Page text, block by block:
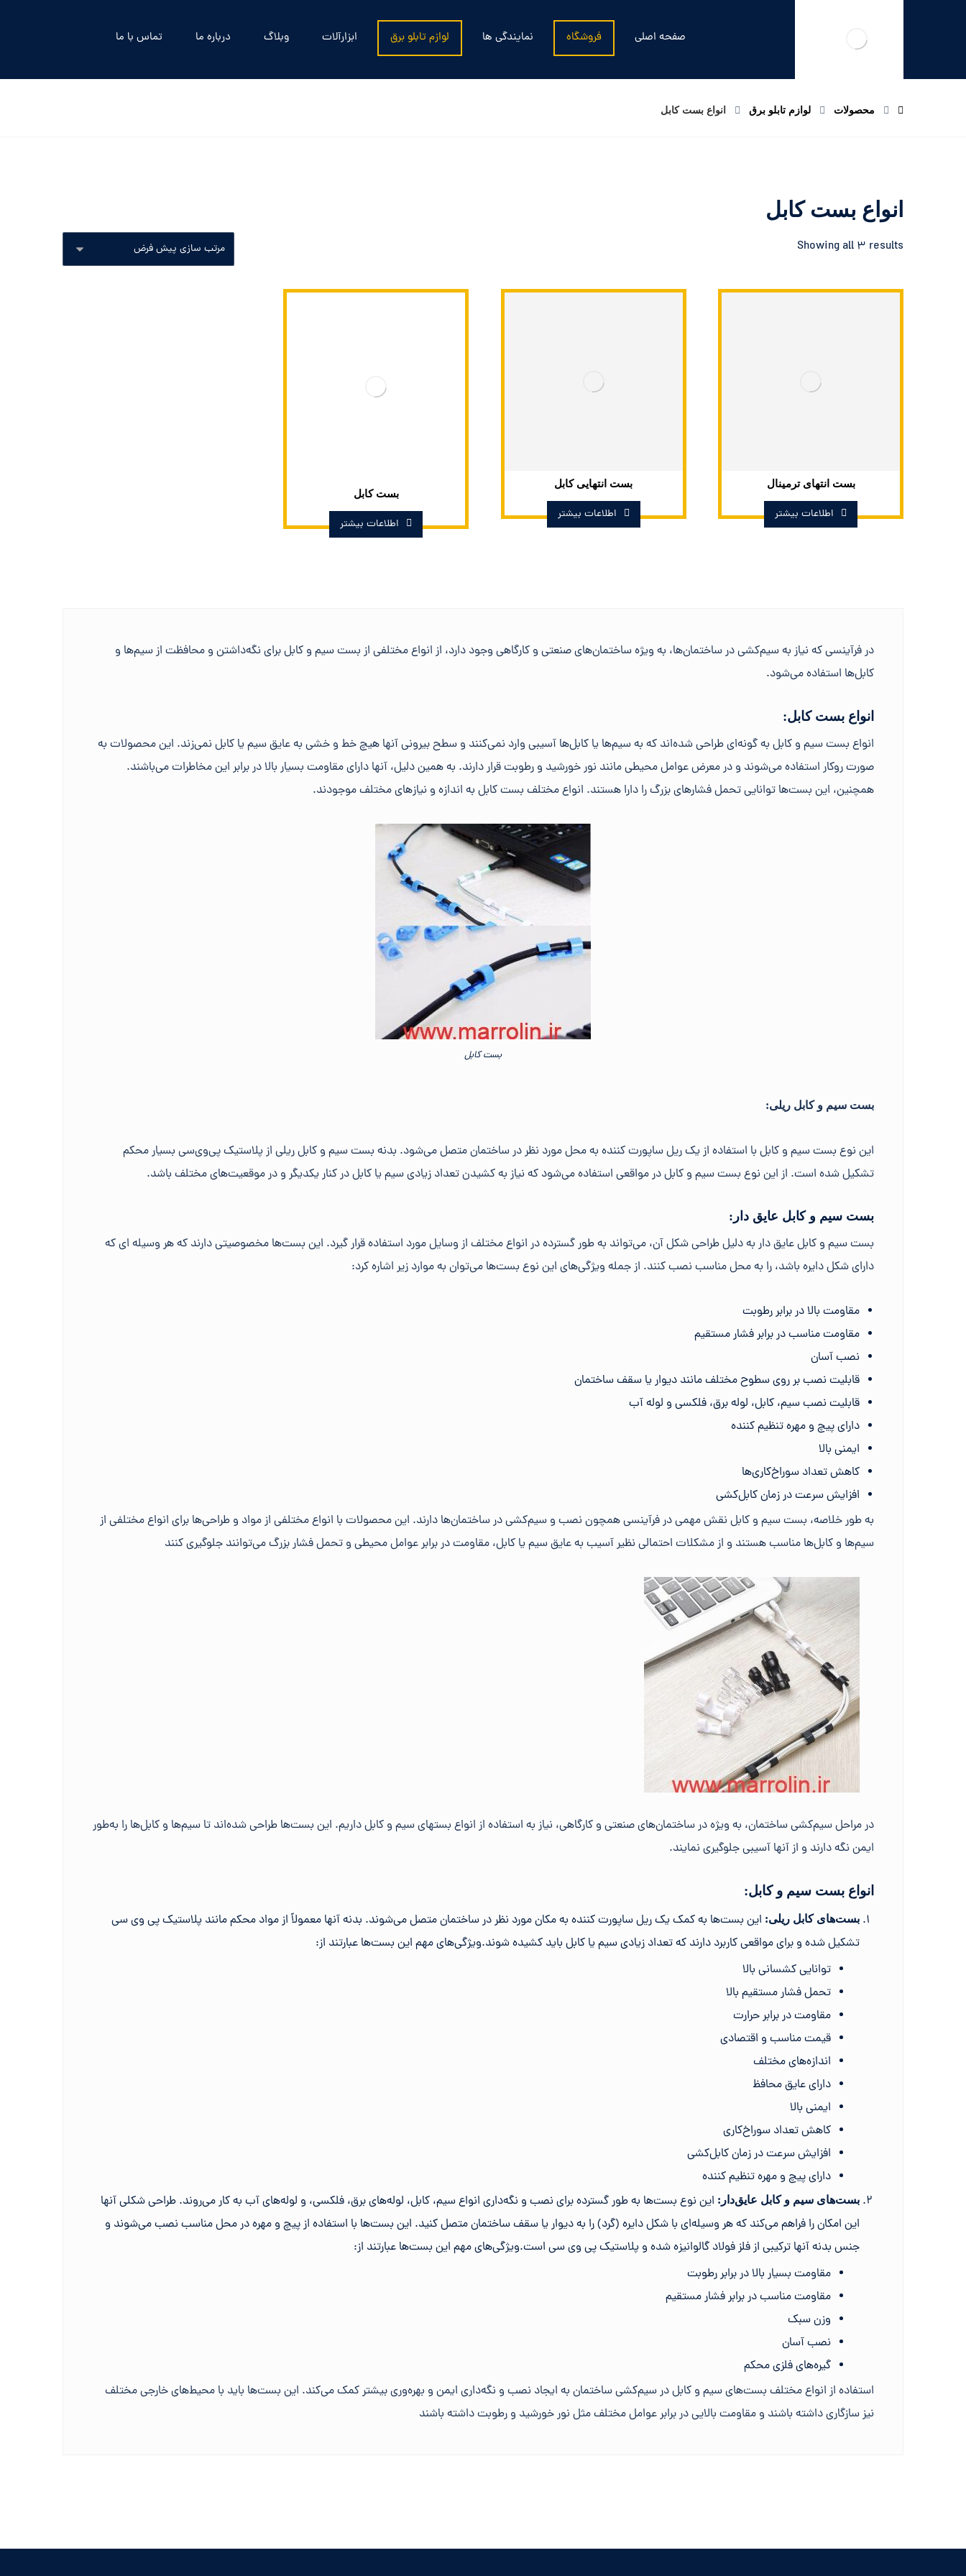
صفحه اصلی فروشگاه نمایندگی ها لوازم تابلو برق ابزارآلات وبلاگ درباره ما تماس با ما
محصولات لوازم تابلو برق انواع بست کابل
انواع بست کابل
Showing all 3 results
بست انتهای ترمینال
اطلاعات بیشتر
بست انتهایی کابل
اطلاعات بیشتر
بست کابل
اطلاعات بیشتر
در فرآینسی که نیاز به سیم‌کشی در ساختمان‌ها، به ویژه ساختمان‌های صنعتی و کارگاهی وجود دارد، از انواع مختلفی از بست سیم و کابل برای نگه‌داشتن و محافظت از سیم‌ها و
کابل‌ها استفاده می‌شود.
انواع بست کابل:
انواع بست سیم و کابل به گونه‌ای طراحی شده‌اند که به سیم‌ها یا کابل‌ها آسیبی وارد نمی‌کنند و سطح بیرونی آنها هیچ خط و خشی به عایق سیم یا کابل نمی‌زند. این محصولات به
صورت روکار استفاده می‌شوند و در معرض عوامل محیطی مانند نور خورشید و رطوبت قرار دارند. به همین دلیل، آنها دارای مقاومت بسیار بالا در برابر این مخاطرات می‌باشند.
همچنین، این بست‌ها توانایی تحمل فشارهای بزرگ را دارا هستند. انواع مختلف بست کابل به اندازه و نیازهای مختلف موجودند.
بست کابل
بست سیم و کابل ریلی:
این نوع بست سیم و کابل با استفاده از یک ریل ساپورت کننده به محل مورد نظر در ساختمان متصل می‌شود. بدنه بست سیم و کابل ریلی از پلاستیک پی‌وی‌سی بسیار محکم
تشکیل شده است. از این نوع بست سیم و کابل در مواقعی استفاده می‌شود که نیاز به کشیدن تعداد زیادی سیم یا کابل در کنار یکدیگر و در موقعیت‌های مختلف باشد.
بست سیم و کابل عایق دار:
بست سیم و کابل عایق دار به دلیل طراحی شکل آن، می‌تواند به طور گسترده در انواع مختلف از وسایل مورد استفاده قرار گیرد. این بست‌ها مخصوصیتی دارند که هر وسیله ای که
دارای شکل دایره باشد، را به محل مناسب نصب کنند. از جمله ویژگی‌های این نوع بست‌ها می‌توان به موارد زیر اشاره کرد:
مقاومت بالا در برابر رطوبت
مقاومت مناسب در برابر فشار مستقیم
نصب آسان
قابلیت نصب بر روی سطوح مختلف مانند دیوار یا سقف ساختمان
قابلیت نصب سیم، کابل، لوله برق، فلکسی و لوله آب
دارای پیچ و مهره تنظیم کننده
ایمنی بالا
کاهش تعداد سوراخ‌کاری‌ها
افزایش سرعت در زمان کابل‌کشی
به طور خلاصه، بست سیم و کابل نقش مهمی در فرآینسی همچون نصب و سیم‌کشی در ساختمان‌ها دارند. این محصولات با انواع مختلفی از مواد و طراحی‌ها برای انواع مختلفی از
سیم‌ها و کابل‌ها مناسب هستند و از مشکلات احتمالی نظیر آسیب به عایق سیم یا کابل، مقاومت در برابر عوامل محیطی و تحمل فشار بزرگ می‌توانند جلوگیری کنند
در مراحل سیم‌کشی ساختمان، به ویژه در ساختمان‌های صنعتی و کارگاهی، نیاز به استفاده از انواع بستهای سیم و کابل داریم. این بست‌ها طراحی شده‌اند تا سیم‌ها و کابل‌ها را به‌طور
ایمن نگه دارند و از آنها آسیبی جلوگیری نمایند.
انواع بست سیم و کابل:
بست‌های کابل ریلی: این بست‌ها به کمک یک ریل ساپورت کننده به مکان مورد نظر در ساختمان متصل می‌شوند. بدنه آنها معمولاً از مواد محکم مانند پلاستیک پی وی سی
تشکیل شده و برای مواقعی کاربرد دارند که تعداد زیادی سیم یا کابل باید کشیده شوند.ویژگی‌های مهم این بست‌ها عبارتند از:
توانایی کشسانی بالا
تحمل فشار مستقیم بالا
مقاومت در برابر حرارت
قیمت مناسب و اقتصادی
اندازه‌های مختلف
دارای عایق محافظ
ایمنی بالا
کاهش تعداد سوراخ‌کاری
افزایش سرعت در زمان کابل‌کشی
دارای پیچ و مهره تنظیم کننده
بست‌های سیم و کابل عایق‌دار: این نوع بست‌ها به طور گسترده برای نصب و نگه‌داری انواع سیم، کابل، لوله‌های برق، فلکسی، و لوله‌های آب به کار می‌روند. طراحی شکلی آنها
این امکان را فراهم می‌کند که هر وسیله‌ای با شکل دایره (گرد) را به دیوار یا سقف ساختمان متصل کنید. این بست‌ها با استفاده از پیچ و مهره در محل مناسب نصب می‌شوند و
جنس بدنه آنها ترکیبی از فلز فولاد گالوانیزه شده و پلاستیک پی وی سی است.ویژگی‌های مهم این بست‌ها عبارتند از:
مقاومت بسیار بالا در برابر رطوبت
مقاومت مناسب در برابر فشار مستقیم
وزن سبک
نصب آسان
گیره‌های فلزی محکم
استفاده از انواع مختلف بست‌های سیم و کابل در سیم‌کشی ساختمان به ایجاد نصب و نگه‌داری ایمن و بهره‌وری بیشتر کمک می‌کند. این بست‌ها باید با محیط‌های خارجی مختلف
نیز سازگاری داشته باشند و مقاومت بالایی در برابر عوامل مختلف مثل نور خورشید و رطوبت داشته باشند